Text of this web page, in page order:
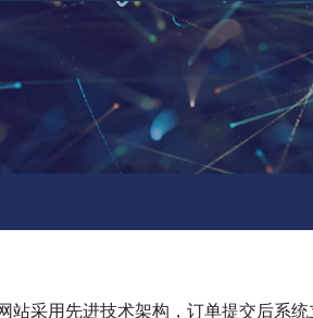
采用先进技术架构，订单提交后系